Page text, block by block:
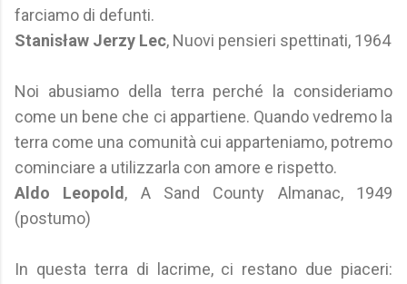
farciamo di defunti.
Stanisław Jerzy Lec, Nuovi pensieri spettinati, 1964
Noi abusiamo della terra perché la consideriamo
come un bene che ci appartiene. Quando vedremo la
terra come una comunità cui apparteniamo, potremo
cominciare a utilizzarla con amore e rispetto.
Aldo Leopold , A Sand County Almanac, 1949
(postumo)
In questa terra di lacrime, ci restano due piaceri: